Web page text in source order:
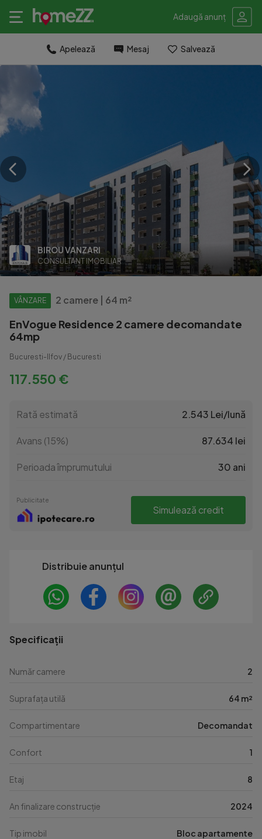
Adaugă anunț
Apelează Mesaj Salvează
BIROU VANZARI
CONSULTANT IMOBILIAR
VÂNZARE 2 camere | 64 m²
EnVogue Residence 2 camere decomandate
64mp
Bucuresti-Ilfov / Bucuresti
117.550 €
Rată estimată 2.543 Lei/lună
Avans (15%) 87.634 lei
Perioada împrumutului 30 ani
Publicitate
Simulează credit
Distribuie anunțul
Specificații
Număr camere 2
Suprafața utilă 64 m²
Compartimentare Decomandat
Confort 1
Etaj 8
An finalizare construcție 2024
Tip imobil Bloc apartamente